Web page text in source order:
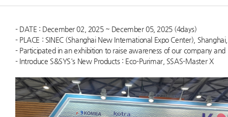
- DATE : December 02, 2025 ~ December 05, 2025 (4days)
- PLACE : SINEC (Shanghai New International Expo Center),
- Participated in an exhibition to raise awareness of our company
- Introduce S&SYS's New Products : Eco-Purimar, SSAS-Master X